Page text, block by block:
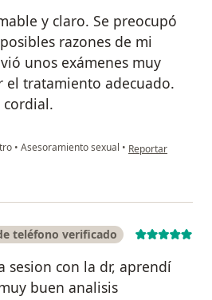
y claro. Se preocupó
razones de mi
unos exámenes muy
el tratamiento adecuado.
cordial.
• Asesoramiento sexual • en opinión del
Reportar
teléfono verificado
sesion con la dr, aprendí
buen analisis